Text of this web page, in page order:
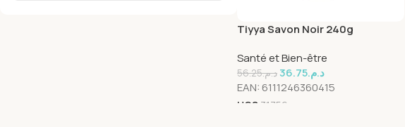
Tiyya Savon Noir 240g
Santé et Bien-être
د.م.56.25 د.م.36.75
EAN: 6111246360415
UGS 31756